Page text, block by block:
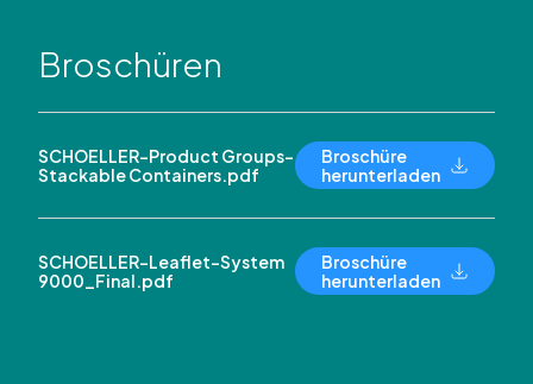
Broschüren
SCHOELLER-Product Groups-
Stackable Containers.pdf
Broschüre
herunterladen
SCHOELLER-Leaflet-System
9000_Final.pdf
Broschüre
herunterladen